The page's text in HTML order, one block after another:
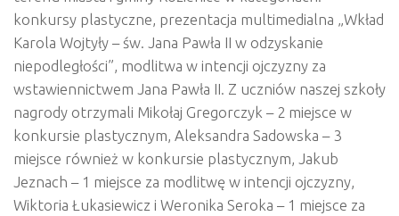
konkursy plastyczne, prezentacja multimedialna „Wkład
Karola Wojtyły – św. Jana Pawła II w odzyskanie
niepodległości”, modlitwa w intencji ojczyzny za
wstawiennictwem Jana Pawła II. Z uczniów naszej szkoły
nagrody otrzymali Mikołaj Gregorczyk – 2 miejsce w
konkursie plastycznym, Aleksandra Sadowska – 3
miejsce również w konkursie plastycznym, Jakub
Jeznach – 1 miejsce za modlitwę w intencji ojczyzny,
Wiktoria Łukasiewicz i Weronika Seroka – 1 miejsce za